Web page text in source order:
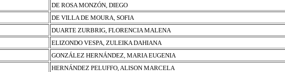
DE ROSA MONZÓN, DIEGO
DE VILLA DE MOURA, SOFIA
DUARTE ZURBRIG, FLORENCIA MALENA
ELIZONDO VESPA, ZULEIKA DAHIANA
GONZÁLEZ HERNÁNDEZ, MARIA EUGENIA
HERNÁNDEZ PELUFFO, ALISON MARCELA